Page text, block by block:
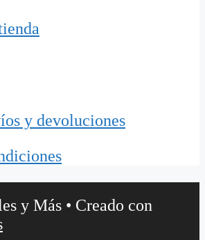
y devoluciones
y Más • Creado con